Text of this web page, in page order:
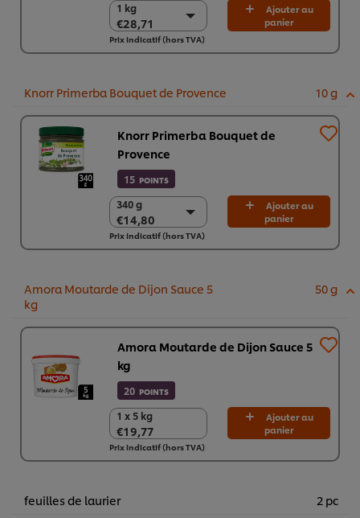
1 kg
€28,71
1 kg
€28,71
6 x 1 kg
Ajouter au
panier
Prix indicatif (hors TVA)
Knorr Primerba Bouquet de Provence 10 g
Knorr Primerba Bouquet de
Provence
15 POINTS
340 g
€14,80
340 g
€14,80
2 x 340 g
Ajouter au
panier
Prix indicatif (hors TVA)
Amora Moutarde de Dijon Sauce 5
kg
50 g
Amora Moutarde de Dijon Sauce 5
kg
20 POINTS
1 x 5 kg
€19,77
1 x 5 kg
€19,77
Ajouter au
panier
Prix indicatif (hors TVA)
feuilles de laurier 2 pc